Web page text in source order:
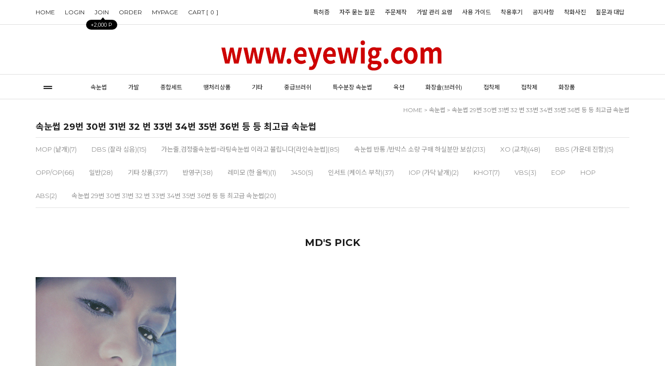
HOME LOGIN JOIN
+2,000 P
ORDER MYPAGE CART [ 0 ] 특허증 자주 묻는 질문 주문제작 가발 관리 요령 사용 가이드 착용후기 공지사항 착화사진 질문과 대답
속눈썹 가발 종합세트 땡처리상품 기타 중급브러쉬 특수분장 속눈썹 옥션 화장솔(브러쉬) 접착제 접착제 화장품
HOME > 속눈썹 > 속눈썹 29번 30번 31번 32 번 33번 34번 35번 36번 등 등 최고급 속눈썹
속눈썹 29번 30번 31번 32 번 33번 34번 35번 36번 등 등 최고급 속눈썹
MOP (낱개)(7) DBS (잘라 심음)(15) 가는줄,검정줄속눈썹=라팅속눈썹 이라고 불립니다[라인속눈썹](85) 속눈썹 반통 /반박스 소량 구매 하실분만 보삼(213) XO (교차)(48) BBS (가운데 진함)(5)
OPP/OP(66) 일반(28) 기타 상품(377) 반영구(38) 레미모 (한 올씩)(1) J450(5) 인서트 (케이스 부착)(37) IOP (가닥 낱개)(2) KHOT(7) VBS(3) EOP HOP
ABS(2) 속눈썹 29번 30번 31번 32 번 33번 34번 35번 36번 등 등 최고급 속눈썹(20)
MD'S PICK